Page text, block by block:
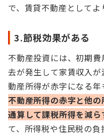
で、賃貸不動産としてよ
3.節税効果がある
不動産投資には、初期
去が発生して家賃収入
動産所得が赤字になる年
不動産所得の赤字と他
通算して課税所得を減
て、所得税や住民税の